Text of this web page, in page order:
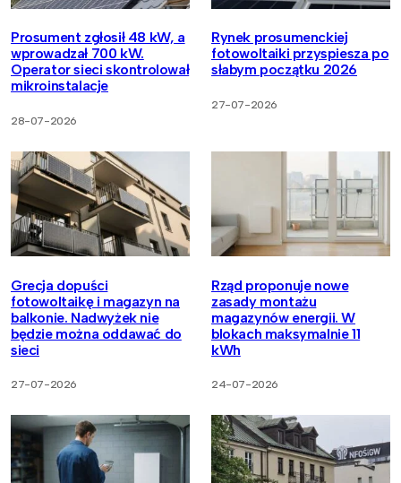
Prosument zgłosił 48 kW, a
wprowadzał 700 kW.
Operator sieci skontrolował
mikroinstalacje
28-07-2026
Rynek prosumenckiej
fotowoltaiki przyspiesza po
słabym początku 2026
27-07-2026
Grecja dopuści
fotowoltaikę i magazyn na
balkonie. Nadwyżek nie
będzie można oddawać do
sieci
27-07-2026
Rząd proponuje nowe
zasady montażu
magazynów energii. W
blokach maksymalnie 11
kWh
24-07-2026